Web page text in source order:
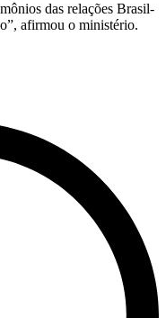
das relações Brasil-
afirmou o ministério.